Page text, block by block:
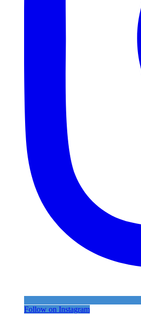
Follow on Instagram